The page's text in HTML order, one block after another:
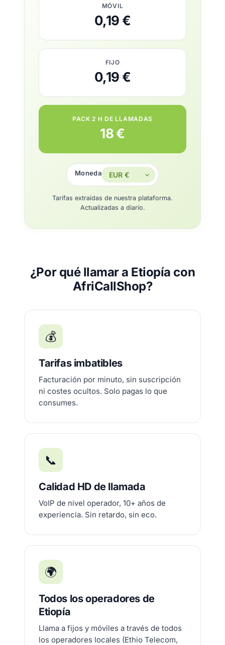
MÓVIL
0,19 €
FIJO
0,19 €
PACK 2 H DE LLAMADAS
18 €
Moneda
Tarifas extraídas de nuestra plataforma.
Actualizadas a diario.
¿Por qué llamar a Etiopía con
AfriCallShop?
💰
Tarifas imbatibles
Facturación por minuto, sin suscripción
ni costes ocultos. Solo pagas lo que
consumes.
📞
Calidad HD de llamada
VoIP de nivel operador, 10+ años de
experiencia. Sin retardo, sin eco.
🌍
Todos los operadores de
Etiopía
Llama a fijos y móviles a través de todos
los operadores locales (Ethio Telecom,